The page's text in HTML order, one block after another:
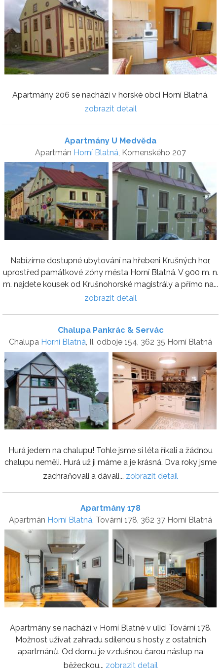
Apartmány 206 se nachází v horské obci Horní Blatná.
zobrazit detail
Apartmány U Medvěda
Apartmán Horní Blatná, Komenského 207
Nabízíme dostupné ubytování na hřebeni Krušných hor,
uprostřed památkové zóny města Horní Blatná. V 900 m. n.
m. najdete kousek od Krušnohorské magistrály a přímo na...
zobrazit detail
Chalupa Pankrác & Servác
Chalupa Horní Blatná, II. odboje 154, 362 35 Horní Blatná
Hurá jedem na chalupu! Tohle jsme si léta říkali a žádnou
chalupu neměli. Hurá už ji máme a je krásná. Dva roky jsme
zachraňovali a dávali... zobrazit detail
Apartmány 178
Apartmán Horní Blatná , Tovární 178, 362 37 Horní Blatná
Apartmány se nachází v Horní Blatné v ulici Tovární 178.
Možnost užívat zahradu sdílenou s hosty z ostatních
apartmánů. Od domu je vzdušnou čarou nástup na
běžeckou... zobrazit detail